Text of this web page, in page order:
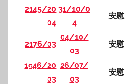
2145/20
04
31/10/0
4
安慰
2176/03
04/10/
03
安慰
1946/20
03
26/07/
03
安慰